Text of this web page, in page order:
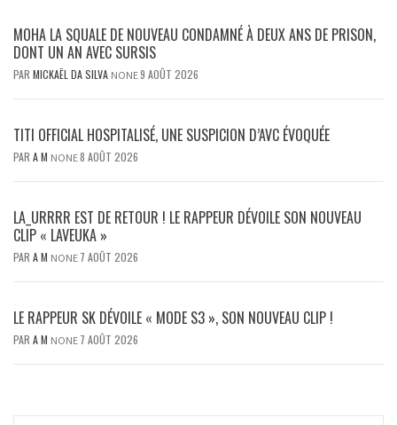
MOHA LA SQUALE DE NOUVEAU CONDAMNÉ À DEUX ANS DE PRISON,
DONT UN AN AVEC SURSIS
PAR MICKAËL DA SILVA NONE9 AOÛT 2026
TITI OFFICIAL HOSPITALISÉ, UNE SUSPICION D’AVC ÉVOQUÉE
PAR A M NONE8 AOÛT 2026
LA_URRRR EST DE RETOUR ! LE RAPPEUR DÉVOILE SON NOUVEAU
CLIP « LAVEUKA »
PAR A M NONE 7 AOÛT 2026
LE RAPPEUR SK DÉVOILE « MODE S3 », SON NOUVEAU CLIP !
PAR A M NONE 7 AOÛT 2026